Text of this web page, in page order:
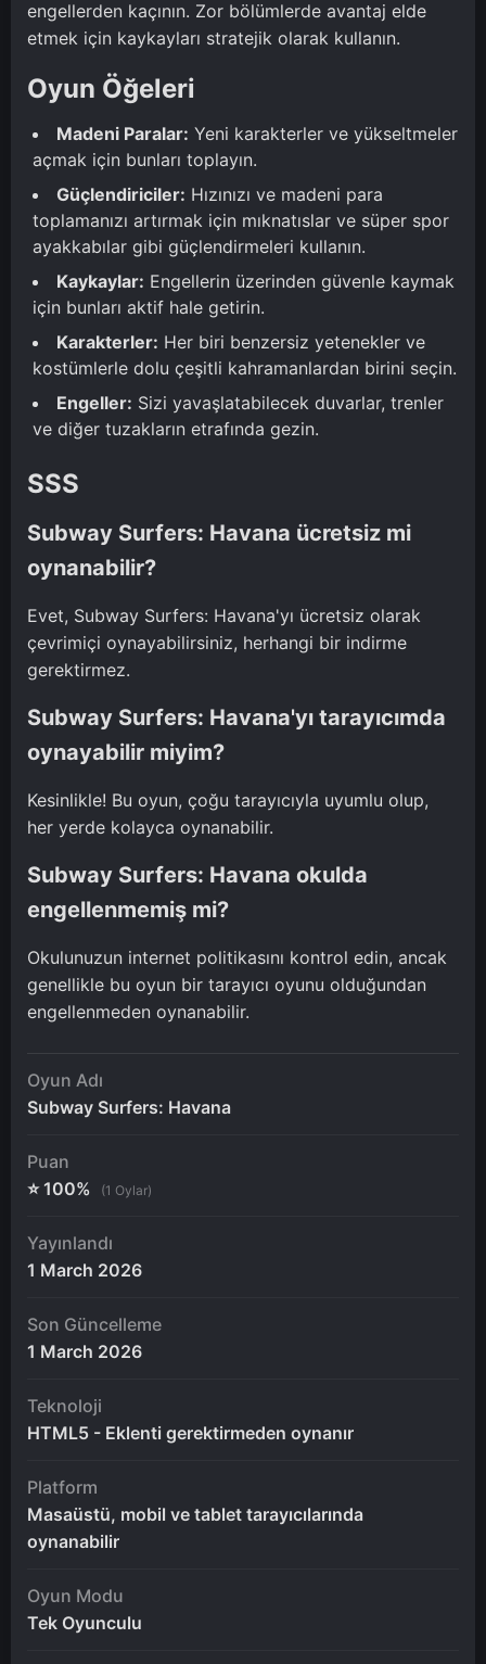
engellerden kaçının. Zor bölümlerde avantaj elde
etmek için kaykayları stratejik olarak kullanın.
Oyun Öğeleri
Madeni Paralar: Yeni karakterler ve yükseltmeler
açmak için bunları toplayın.
Güçlendiriciler: Hızınızı ve madeni para
toplamanızı artırmak için mıknatıslar ve süper spor
ayakkabılar gibi güçlendirmeleri kullanın.
Kaykaylar: Engellerin üzerinden güvenle kaymak
için bunları aktif hale getirin.
Karakterler: Her biri benzersiz yetenekler ve
kostümlerle dolu çeşitli kahramanlardan birini seçin.
Engeller: Sizi yavaşlatabilecek duvarlar, trenler
ve diğer tuzakların etrafında gezin.
SSS
Subway Surfers: Havana ücretsiz mi
oynanabilir?
Evet, Subway Surfers: Havana'yı ücretsiz olarak
çevrimiçi oynayabilirsiniz, herhangi bir indirme
gerektirmez.
Subway Surfers: Havana'yı tarayıcımda
oynayabilir miyim?
Kesinlikle! Bu oyun, çoğu tarayıcıyla uyumlu olup,
her yerde kolayca oynanabilir.
Subway Surfers: Havana okulda
engellenmemiş mi?
Okulunuzun internet politikasını kontrol edin, ancak
genellikle bu oyun bir tarayıcı oyunu olduğundan
engellenmeden oynanabilir.
Oyun Adı
Subway Surfers: Havana
Puan
⭐ 100%
(1 Oylar)
Yayınlandı
1 March 2026
Son Güncelleme
1 March 2026
Teknoloji
HTML5 - Eklenti gerektirmeden oynanır
Platform
Masaüstü, mobil ve tablet tarayıcılarında
oynanabilir
Oyun Modu
Tek Oyunculu